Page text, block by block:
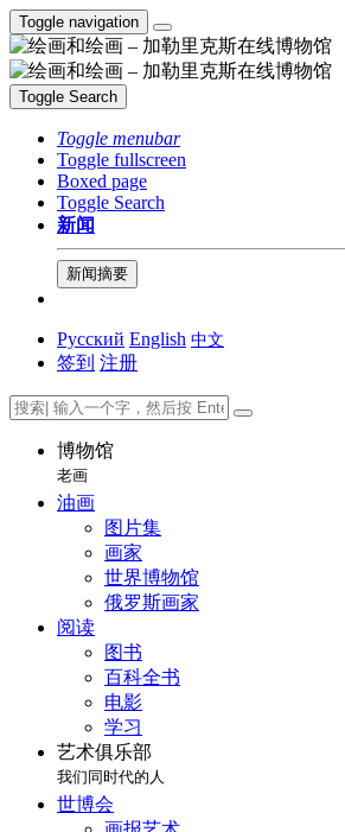
Toggle navigation
Toggle Search
Toggle menubar
Toggle fullscreen
Boxed page
Toggle Search
新闻
新闻摘要
Русский English 中文
签到 注册
博物馆
老画
油画
图片集
画家
世界博物馆
俄罗斯画家
阅读
图书
百科全书
电影
学习
艺术俱乐部
我们同时代的人
世博会